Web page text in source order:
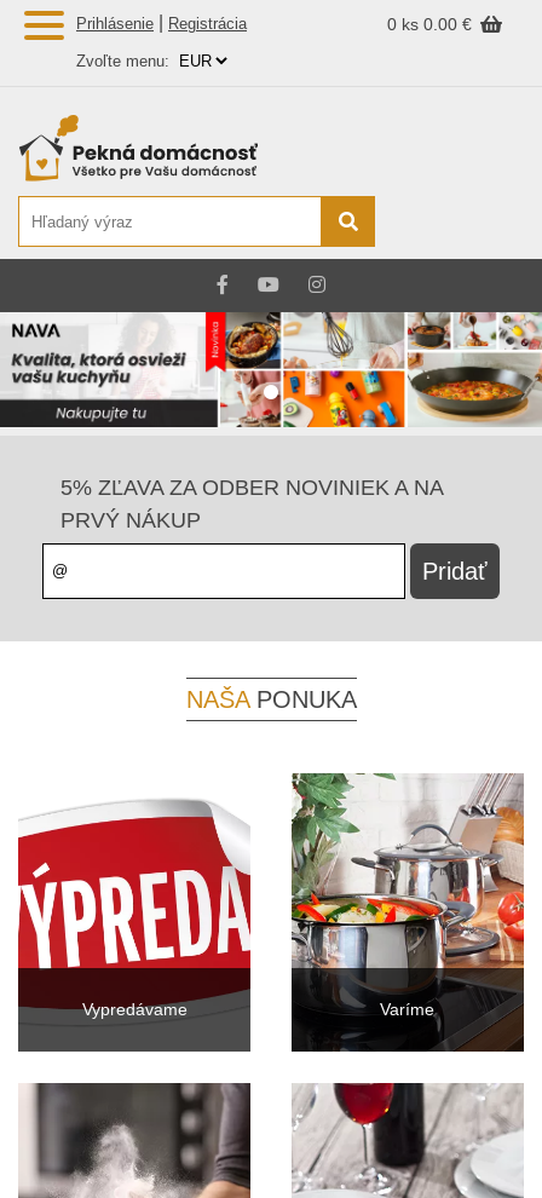
Prihlásenie Registrácia 0 ks 0.00 €
Zvoľte menu:
5% ZĽAVA ZA ODBER NOVINIEK A NA
PRVÝ NÁKUP
NAŠA PONUKA
Vypredávame Varíme